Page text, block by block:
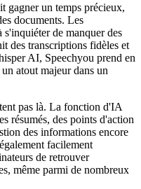
gagner un temps précieux,
documents. Les
de manquer des
des transcriptions fidèles et
AI, Speechyou prend en
atout majeur dans un
pas là. La fonction d'IA
résumés, des points d'action
des informations encore
facilement
de retrouver
même parmi de nombreux